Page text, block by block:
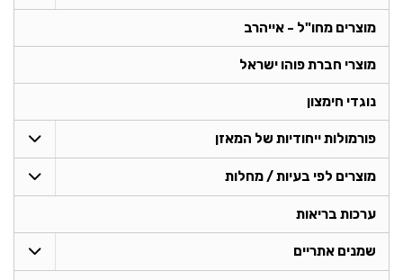
מוצרים מחו"ל - אייהרב
מוצרי חברת פוהו ישראל
נוגדי חימצון
פורמולות ייחודיות של המאזן
מוצרים לפי בעיות / מחלות
ערכות בריאות
שמנים אתריים